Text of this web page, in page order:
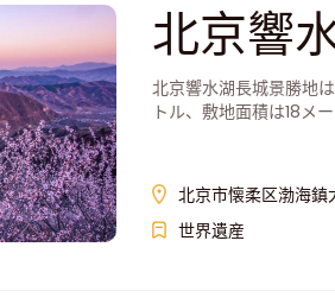
北京響
北京響水湖長城景勝地
トル、敷地面積は18メ
北京市懐柔区渤海
世界遺産